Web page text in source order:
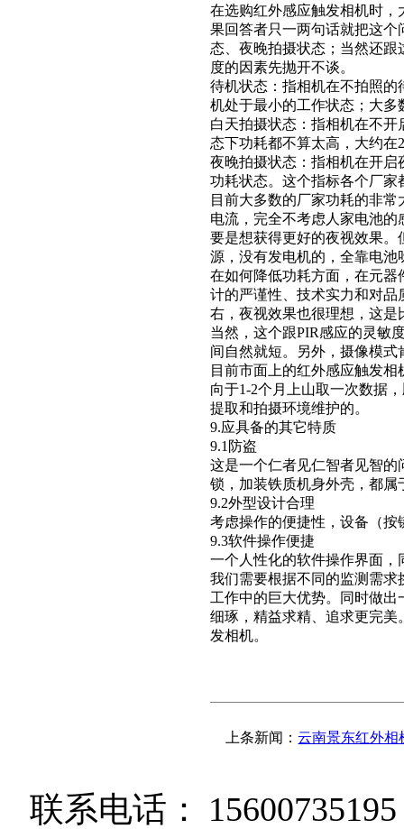
在选购红外感应触发相机时
果回答者只一两句话就把这
态、夜晚拍摄状态；当然还
度的因素先抛开不谈。
待机状态：指相机在不拍照
机处于最小的工作状态；大多
白天拍摄状态：指相机在不
态下功耗都不算太高，大约在
夜晚拍摄状态：指相机在开
功耗状态。这个指标各个厂家
目前大多数的厂家功耗的非
电流，完全不考虑人家电池
要是想获得更好的夜视效果
源，没有发电机的，全靠电池
在如何降低功耗方面，在元
计的严谨性、技术实力和对品
右，夜视效果也很理想，这是
当然，这个跟PIR感应的灵敏
间自然就短。另外，摄像模
目前市面上的红外感应触发
向于1-2个月上山取一次数据
提取和拍摄环境维护的。
9.应具备的其它特质
9.1防盗
这是一个仁者见仁智者见智
锁，加装铁质机身外壳，都属
9.2外型设计合理
考虑操作的便捷性，设备（
9.3软件操作便捷
一个人性化的软件操作界面，
我们需要根据不同的监测需求
工作中的巨大优势。同时做
细琢，精益求精、追求更完
发相机。
上条新闻：云南景东红外相
联系电话：
15600735195